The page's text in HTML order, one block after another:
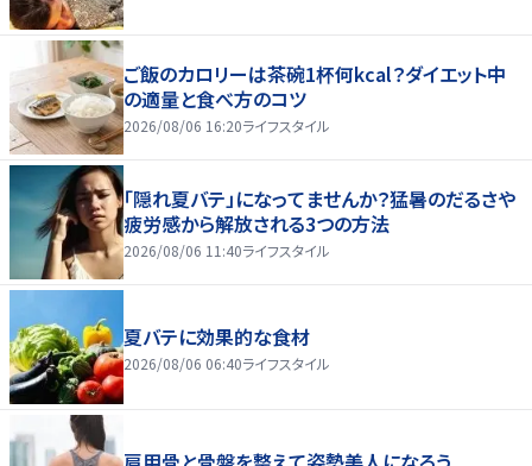
ご飯のカロリーは茶碗1杯何kcal？ダイエット中
の適量と食べ方のコツ
2026/08/06 16:20ライフスタイル
「隠れ夏バテ」になってませんか？猛暑のだるさや
疲労感から解放される3つの方法
2026/08/06 11:40ライフスタイル
夏バテに効果的な食材
2026/08/06 06:40ライフスタイル